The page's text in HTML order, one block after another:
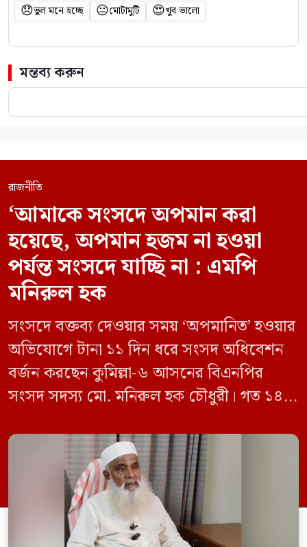
😞ভুল মনে হচ্ছে 😐মোটামুটি 😍খুব ভালো
মন্তব্য করুন
রাজনীতি
‘আমাকে সংসদে অপমান করা
হয়েছে, অপমান হজম না হওয়া
পর্যন্ত সংসদে যাচ্ছি না : এমপি
মনিরুল হক
সংসদে বক্তব্য দেওয়ার সময় ‘অপমানিত’ হওয়ার
অভিযোগে টানা ১১ দিন ধরে সংসদ অধিবেশন
বর্জন করছেন কুমিল্লা-৬ আসনের বিএনপির
সংসদ সদস্য মো. মনিরুল হক চৌধুরী। গত ১৪
রুলিং ও সিদ্ধান্তের প্রতিবাদে ১৫ থেকে ২৫ জুন
পর্যন্ত তিনি সংসদে যাননি। মনিরুল হক চৌধুরী
বলেন, ‘আমাকে সংসদে অপমান করা হয়েছে।
স্পিকার ফোন […]